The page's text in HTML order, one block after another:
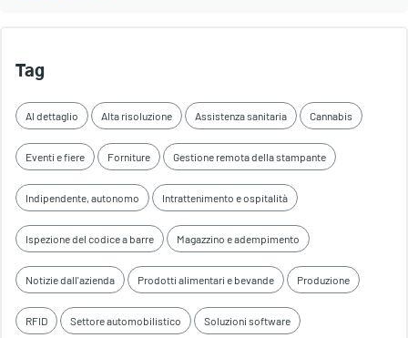
Tag
Al dettaglio Alta risoluzione Assistenza sanitaria Cannabis
Eventi e fiere Forniture Gestione remota della stampante
Indipendente, autonomo Intrattenimento e ospitalità
Ispezione del codice a barre Magazzino e adempimento
Notizie dall'azienda Prodotti alimentari e bevande Produzione
RFID Settore automobilistico Soluzioni software